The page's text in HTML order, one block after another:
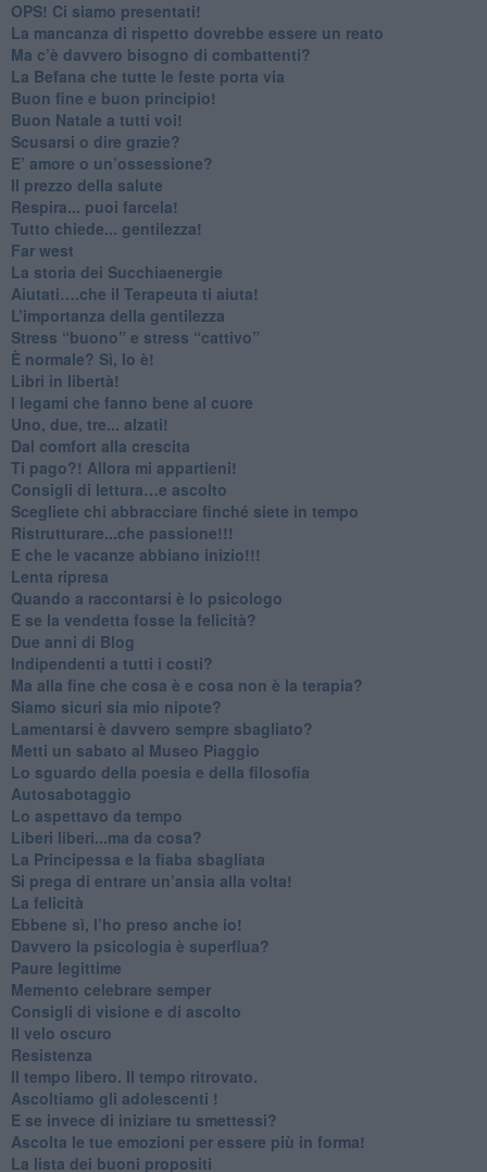
​OPS! Ci siamo presentati!
​La mancanza di rispetto dovrebbe essere un reato
​Ma c’è davvero bisogno di combattenti?
​La Befana che tutte le feste porta via
Buon fine e buon principio!
​Buon Natale a tutti voi!
​Scusarsi o dire grazie?
​E’ amore o un’ossessione?
​Il prezzo della salute
​Respira... puoi farcela!
​Tutto chiede... gentilezza!
​Far west
​La storia dei Succhiaenergie
​Aiutati….che il Terapeuta ti aiuta!
​L’importanza della gentilezza
​Stress “buono” e stress “cattivo”
​È normale? Sì, lo è!
​Libri in libertà!
​I legami che fanno bene al cuore
Uno, due, tre... alzati!​
​Dal comfort alla crescita
​Ti pago?! Allora mi appartieni!​
​Consigli di lettura…e ascolto
​Scegliete chi abbracciare finché siete in tempo
​Ristrutturare...che passione!!!
​E che le vacanze abbiano inizio!!!
​Lenta ripresa
​Quando a raccontarsi è lo psicologo
​E se la vendetta fosse la felicità?
​Due anni di Blog
​Indipendenti a tutti i costi?
​Ma alla fine che cosa è e cosa non è la terapia?
​Siamo sicuri sia mio nipote?
​Lamentarsi è davvero sempre sbagliato?
​Metti un sabato al Museo Piaggio
​Lo sguardo della poesia e della filosofia
Autosabotaggio
​Lo aspettavo da tempo
​Liberi liberi...ma da cosa?
​La Principessa e la fiaba sbagliata
Si prega di entrare un’ansia alla volta!
​La felicità
​Ebbene sì, l’ho preso anche io!
​Davvero la psicologia è superflua?
Paure legittime
​Memento celebrare semper
​Consigli di visione e di ascolto
​Il velo oscuro
Resistenza
​Il tempo libero. Il tempo ritrovato.
Ascoltiamo gli adolescenti !
​E se invece di iniziare tu smettessi?
​Ascolta le tue emozioni per essere più in forma!
​La lista dei buoni propositi